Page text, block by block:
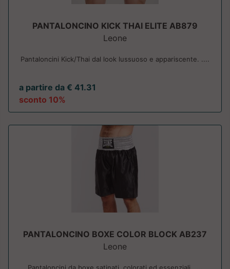
PANTALONCINO KICK THAI ELITE AB879
Leone
Pantaloncini Kick/Thai dal look lussuoso e appariscente. ....
a partire da € 41.31
sconto 10%
PANTALONCINO BOXE COLOR BLOCK AB237
Leone